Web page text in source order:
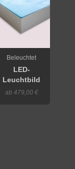
Beleuchtet
LED-
Leuchtbild
ab 479,00 €